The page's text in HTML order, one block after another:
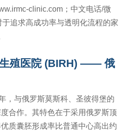
clinic.com；中文电话/微
追求高成功率与透明化流程的家
殖医院 (BIRH) —— 俄
，与俄罗斯莫斯科、圣彼得堡的
合作。其特色在于采用俄罗斯顶
质囊胚形成率比普通中心高出约